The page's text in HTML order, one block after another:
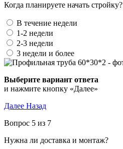
Когда планируете начать стройку?
В течение недели
1-2 недели
2-3 недели
3 недели и более
Выберите вариант ответа
и нажмите кнопку «Далее»
Далее Назад
Вопрос 5 из 7
Нужна ли доставка и монтаж?